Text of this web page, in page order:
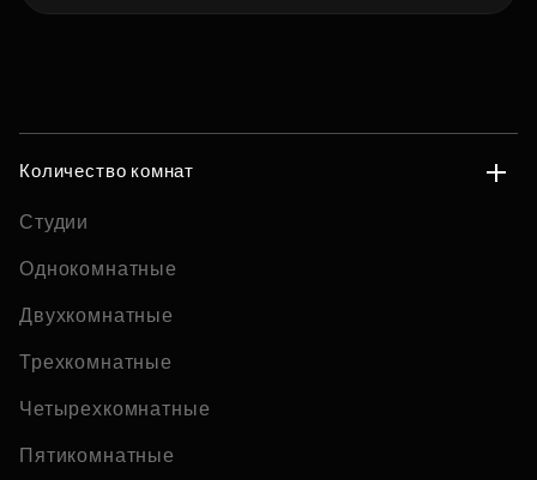
Количество комнат
Студии
Однокомнатные
Двухкомнатные
Трехкомнатные
Четырехкомнатные
Пятикомнатные